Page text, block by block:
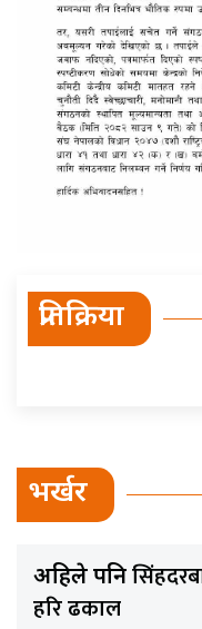
प्रतिक्रिया
भर्खर
अहिले पनि
हरि ढकाल